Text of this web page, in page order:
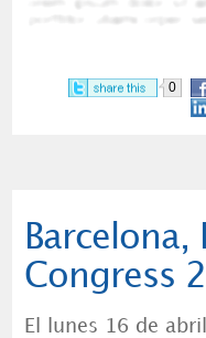
0
Barcelona,
Congress
El lunes 16 de